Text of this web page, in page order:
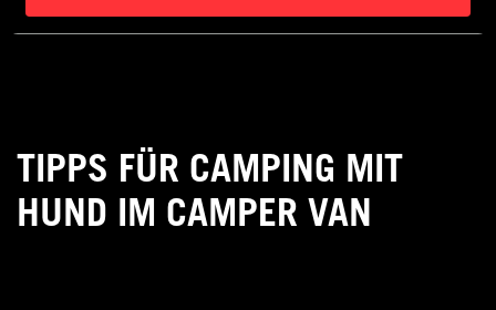
TIPPS FÜR CAMPING MIT
HUND IM CAMPER VAN